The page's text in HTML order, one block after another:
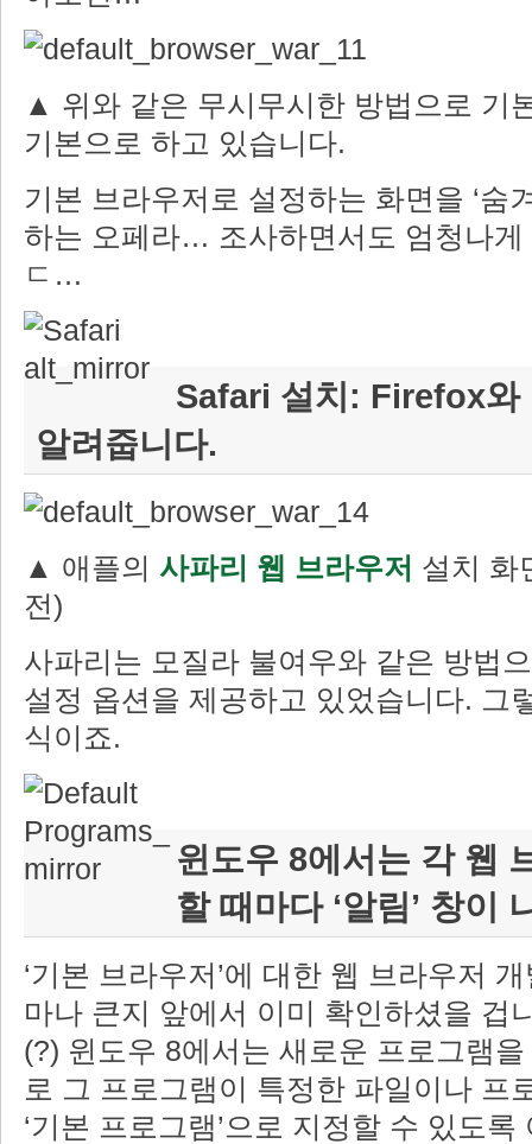
▲ 위와 같은 무시무시한 방법으로 기
기본으로 하고 있습니다.
기본 브라우저로 설정하는 화면을 ‘숨
하는 오페라… 조사하면서도 엄청나게
ㄷ…
Safari 설치: Firefox와
알려줍니다.
▲ 애플의 사파리 웹 브라우저 설치 화
전)
사파리는 모질라 불여우와 같은 방법
설정 옵션을 제공하고 있었습니다. 그
식이죠.
윈도우 8에서는 각 웹
할 때마다 ‘알림’ 창이
‘기본 브라우저’에 대한 웹 브라우저
마나 큰지 앞에서 이미 확인하셨을 겁
(?) 윈도우 8에서는 새로운 프로그램
로 그 프로그램이 특정한 파일이나 프
‘기본 프로그램’으로 지정할 수 있도